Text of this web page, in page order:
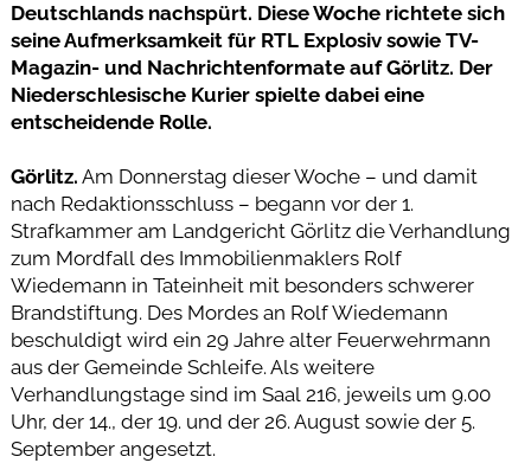
Deutschlands nachspürt. Diese Woche richtete sich
seine Aufmerksamkeit für RTL Explosiv sowie TV-
Magazin- und Nachrichtenformate auf Görlitz. Der
Niederschlesische Kurier spielte dabei eine
entscheidende Rolle.
Görlitz. Am Donnerstag dieser Woche – und damit
nach Redaktionsschluss – begann vor der 1.
Strafkammer am Landgericht Görlitz die Verhandlung
zum Mordfall des Immobilienmaklers Rolf
Wiedemann in Tateinheit mit besonders schwerer
Brandstiftung. Des Mordes an Rolf Wiedemann
beschuldigt wird ein 29 Jahre alter Feuerwehrmann
aus der Gemeinde Schleife. Als weitere
Verhandlungstage sind im Saal 216, jeweils um 9.00
Uhr, der 14., der 19. und der 26. August sowie der 5.
September angesetzt.